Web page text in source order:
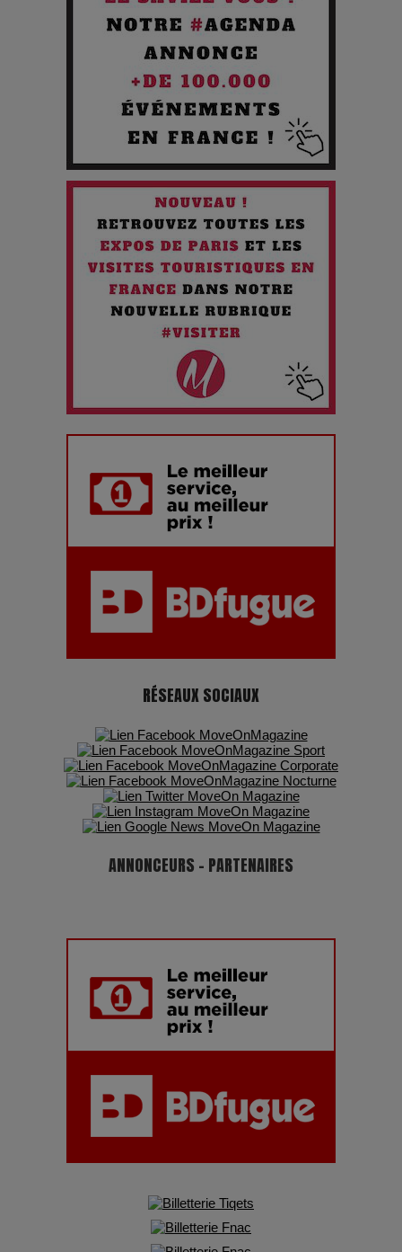
Cibles des Hackers
Les 3 meilleures destinations pour des vacances sportives
Quand l'Opéra Rencontre l'IA : Lola Volonakis, l'Artiste du
Chien 51 - Quand l’IA prend le pouvoir : une plongée dans un
futur troublant
Maïra Kerey, la “voix d’or du Kazakhstan”, célèbre ses 30
ans de carrière à la Salle Gaveau
Les dessous de la fast fashion : un désastre écologique en
7 Techniques Secrètes des Photographes de Stars
Adieu Jean-Pat : rire au bord du précipice
Pharaonic Festival 2025 : 10 ans d’électro sous les
RÉSEAUX SOCIAUX
ANNONCEURS - PARTENAIRES